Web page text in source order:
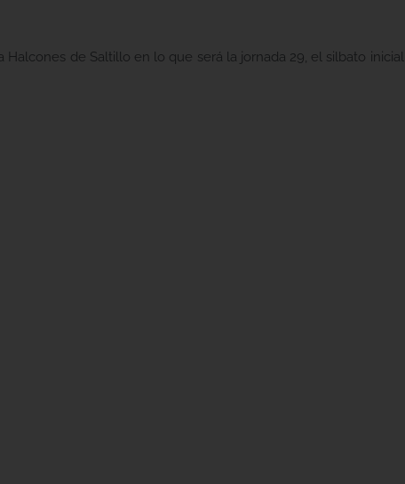
Halcones de Saltillo en lo que será la jornada 29, el silbato